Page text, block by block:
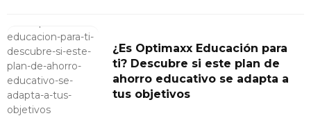
¿Es Optimaxx Educación para
ti? Descubre si este plan de
ahorro educativo se adapta a
tus objetivos